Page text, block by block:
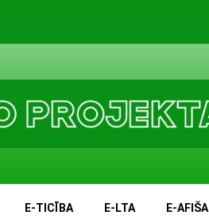
E-TICĪBA E-LTA E-AFIŠA